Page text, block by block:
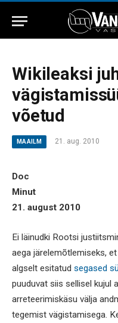
Wikileaksi
võetud
MAAILM 21. aug. 2010
Doc
Minut
21. august 2010
Ei läinudki Rootsi
aega järelemõtlemiseks,
algselt esitatud segased
puuduvat siis sellisel kujul
arreteerimiskäsu välja
tegemist vägistamisega.